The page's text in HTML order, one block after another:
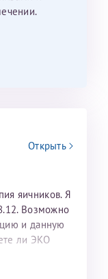
Открыть
яичников. Я
Возможно
и данную
ли ЭКО